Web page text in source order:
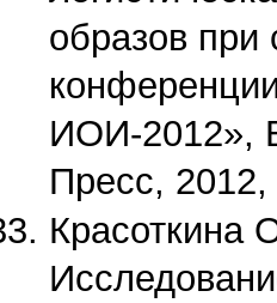
образов
ИОИ-2012»,
Пресс, 2012,
Красоткина